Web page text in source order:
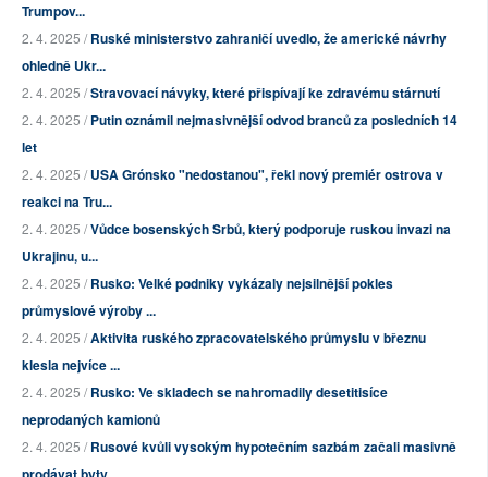
Trumpov...
2. 4. 2025 /Ruské ministerstvo zahraničí uvedlo, že americké návrhy
ohledně Ukr...
2. 4. 2025 /Stravovací návyky, které přispívají ke zdravému stárnutí
2. 4. 2025 /Putin oznámil nejmasivnější odvod branců za posledních 14
let
2. 4. 2025 /USA Grónsko "nedostanou", řekl nový premiér ostrova v
reakci na Tru...
2. 4. 2025 /Vůdce bosenských Srbů, který podporuje ruskou invazi na
Ukrajinu, u...
2. 4. 2025 /Rusko: Velké podniky vykázaly nejsilnější pokles
průmyslové výroby ...
2. 4. 2025 /Aktivita ruského zpracovatelského průmyslu v březnu
klesla nejvíce ...
2. 4. 2025 /Rusko: Ve skladech se nahromadily desetitisíce
neprodaných kamionů
2. 4. 2025 /Rusové kvůli vysokým hypotečním sazbám začali masivně